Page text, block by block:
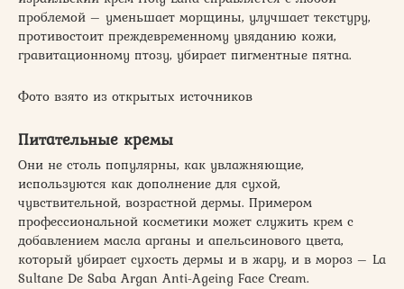
проблемой – уменьшает морщины, улучшает текстуру,
противостоит преждевременному увяданию кожи,
гравитационному птозу, убирает пигментные пятна.
Фото взято из открытых источников
Питательные кремы
Они не столь популярны, как увлажняющие,
используются как дополнение для сухой,
чувствительной, возрастной дермы. Примером
профессиональной косметики может служить крем с
добавлением масла арганы и апельсинового цвета,
который убирает сухость дермы и в жару, и в мороз – La
Sultane De Saba Argan Anti-Ageing Face Cream.